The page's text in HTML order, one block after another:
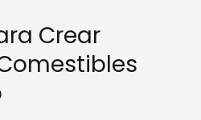
Crear